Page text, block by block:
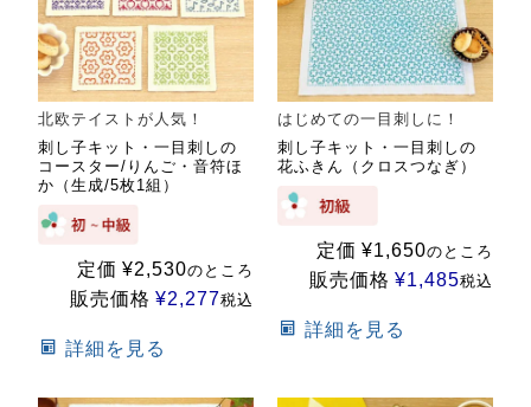
北欧テイストが人気！
刺し子キット・一目刺しの
コースター/りんご・音符ほ
か（生成/5枚1組）
定価 ¥2,530のところ
販売価格 ¥2,277税込
詳細を見る
はじめての一目刺しに！
刺し子キット・一目刺しの
花ふきん（クロスつなぎ）
定価 ¥1,650のところ
販売価格 ¥1,485税込
詳細を見る